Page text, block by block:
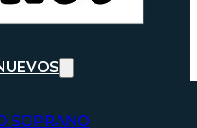
SOPRANO